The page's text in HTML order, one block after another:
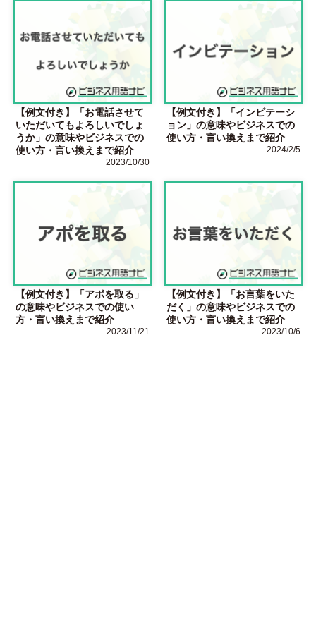
【例文付き】「お電話させて
いただいてもよろしいでしょ
うか」の意味やビジネスでの
使い方・言い換えまで紹介
2023/10/30
【例文付き】「インビテーシ
ョン」の意味やビジネスでの
使い方・言い換えまで紹介
2024/2/5
【例文付き】「アポを取る」
の意味やビジネスでの使い
方・言い換えまで紹介
2023/11/21
【例文付き】「お言葉をいた
だく」の意味やビジネスでの
使い方・言い換えまで紹介
2023/10/6